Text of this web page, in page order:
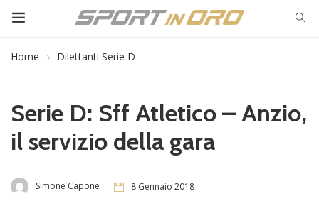
Home Dilettanti Serie D
Serie D: Sff Atletico – Anzio,
il servizio della gara
Simone Capone 8 Gennaio 2018